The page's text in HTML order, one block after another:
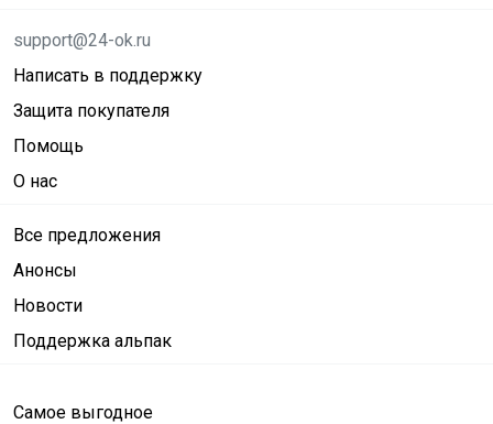
support@24-ok.ru
Написать в поддержку
Защита покупателя
Помощь
О нас
Все предложения
Анонсы
Новости
Поддержка альпак
Самое выгодное